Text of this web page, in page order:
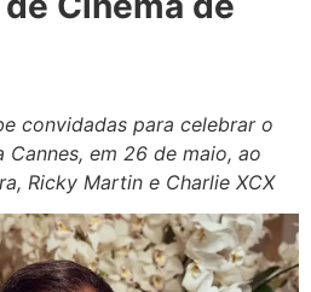
convidadas para celebrar o
em 26 de maio, ao
Ricky Martin e Charlie XCX